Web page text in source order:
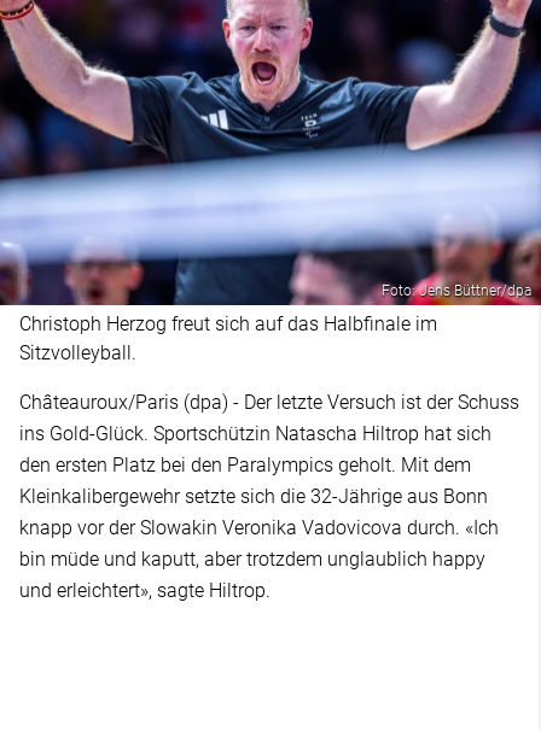
Foto: Jens Büttner/dpa
Christoph Herzog freut sich auf das Halbfinale im
Sitzvolleyball.
Châteauroux/Paris (dpa) - Der letzte Versuch ist der Schuss
ins Gold-Glück. Sportschützin Natascha Hiltrop hat sich
den ersten Platz bei den Paralympics geholt. Mit dem
Kleinkalibergewehr setzte sich die 32-Jährige aus Bonn
knapp vor der Slowakin Veronika Vadovicova durch. «Ich
bin müde und kaputt, aber trotzdem unglaublich happy
und erleichtert», sagte Hiltrop.